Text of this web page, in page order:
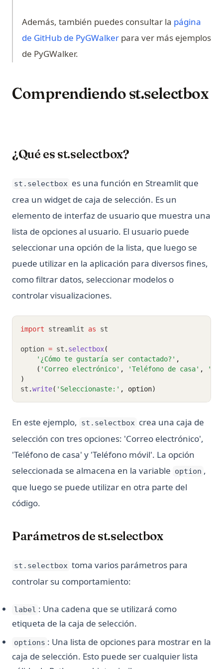
Además, también puedes consultar la página
de GitHub de PyGWalker(opens in a new tab)
para ver más ejemplos
de PyGWalker.
Comprendiendo st.selectbox
¿Qué es st.selectbox?
st.selectbox es una función en Streamlit que
crea un widget de caja de selección. Es un
elemento de interfaz de usuario que muestra una
lista de opciones al usuario. El usuario puede
seleccionar una opción de la lista, que luego se
puede utilizar en la aplicación para diversos fines,
como filtrar datos, seleccionar modelos o
controlar visualizaciones.
import streamlit as st
option = st . selectbox(
'¿Cómo te gustaría ser contactado?' ,
    (
'Correo electrónico' , 'Teléfono de casa' ,
)
st .write( 'Seleccionaste:' , option)
En este ejemplo, st.selectbox crea una caja de
selección con tres opciones: 'Correo electrónico',
'Teléfono de casa' y 'Teléfono móvil'. La opción
seleccionada se almacena en la variable option ,
que luego se puede utilizar en otra parte del
código.
Parámetros de st.selectbox
st.selectbox toma varios parámetros para
controlar su comportamiento:
label : Una cadena que se utilizará como
etiqueta de la caja de selección.
options : Una lista de opciones para mostrar en la
caja de selección. Esto puede ser cualquier lista